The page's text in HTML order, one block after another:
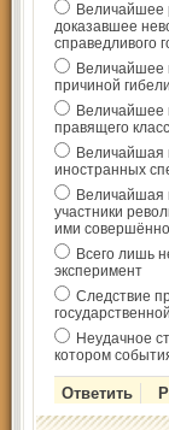
Величайшее
доказавшее
справедливого
Величайшее
причиной
Величайшее
правящего
Величайшая
иностранных
Величайшая
участники
ими
Всего лишь
эксперимент
Следствие
Неудачное
котором